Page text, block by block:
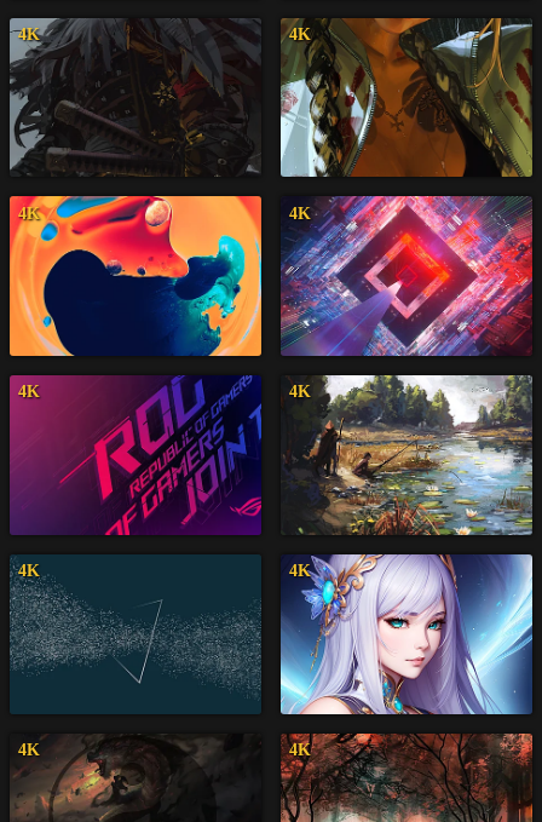
4K 4K
4K 4K
4K 4K
4K 4K
4K 4K